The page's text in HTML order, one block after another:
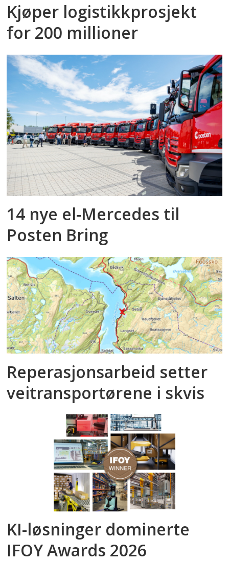
Kjøper logistikkprosjekt
for 200 millioner
14 nye el-Mercedes til
Posten Bring
Reperasjonsarbeid setter
veitransportørene i skvis
KI-løsninger dominerte
IFOY Awards 2026